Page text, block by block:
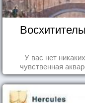
У вас нет
чувственная